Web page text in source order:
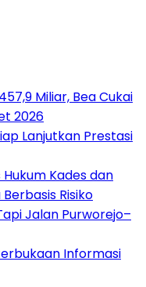
Miliar, Bea Cukai
2026
Lanjutkan Prestasi
Kades dan
Risiko
Jalan Purworejo–
Informasi